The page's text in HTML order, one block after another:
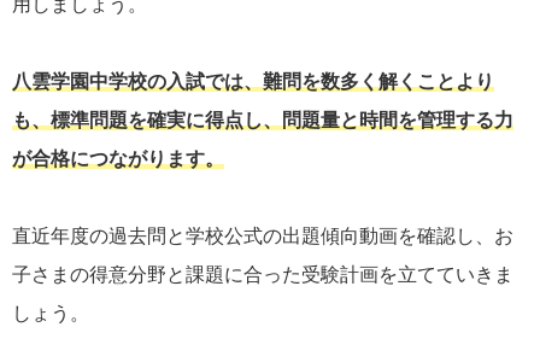
八雲学園中学校の入試では、難問を数多く解くことより
も、標準問題を確実に得点し、問題量と時間を管理する力
が合格につながります。
直近年度の過去問と学校公式の出題傾向動画を確認し、お
子さまの得意分野と課題に合った受験計画を立てていきま
しょう。